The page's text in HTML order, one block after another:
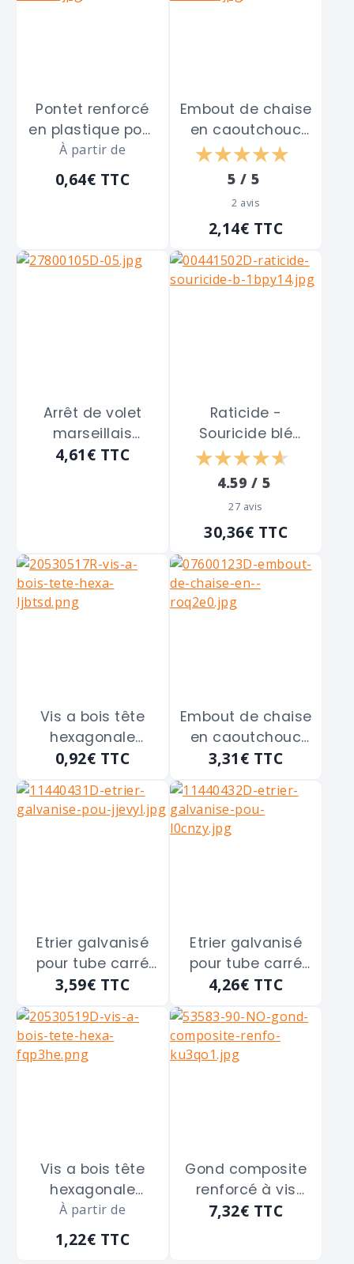
Pontet renforcé
en plastique pour
tole fibro grande
onde FAYNOT
"17751-040" de 177
À partir de
0,64€ TTC
Embout de chaise
en caoutchouc
rond entrant à
cheville PRODIF
22,5 mm
5 / 5
2 avis
2,14€ TTC
Arrêt de volet
marseillais
TORBEL à visser
4,61€ TTC
Raticide -
Souricide blé
entier gamme pro
RACAN "R8688" de
4.59 / 5
27 avis
30,36€ TTC
Vis a bois tête
hexagonale
ACTON
10 x 60 inox A2
0,92€ TTC
Embout de chaise
en caoutchouc
rond entrant à
SOMEC "E4244"
de 29 mm
3,31€ TTC
Etrier galvanisé
pour tube carré
de 100 m/m - M10
3,59€ TTC
Etrier galvanisé
pour tube carré
de 120 m/m - M10
4,26€ TTC
Vis a bois tête
hexagonale
ACTON
"07041008002" de
10 x 80 inox A2
À partir de
1,22€ TTC
Gond composite
renforcé à vis
polygond noir
7,32€ TTC